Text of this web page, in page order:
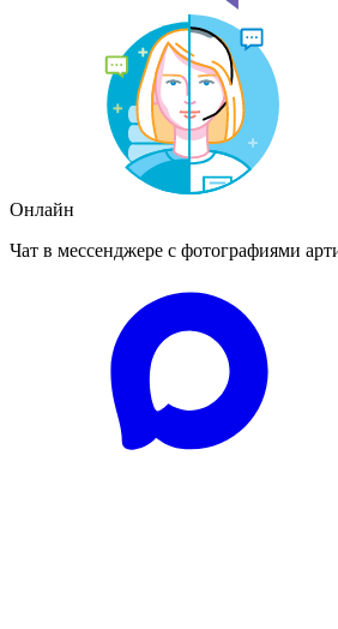
Онлайн
Чат в мессенджере с фотографиями